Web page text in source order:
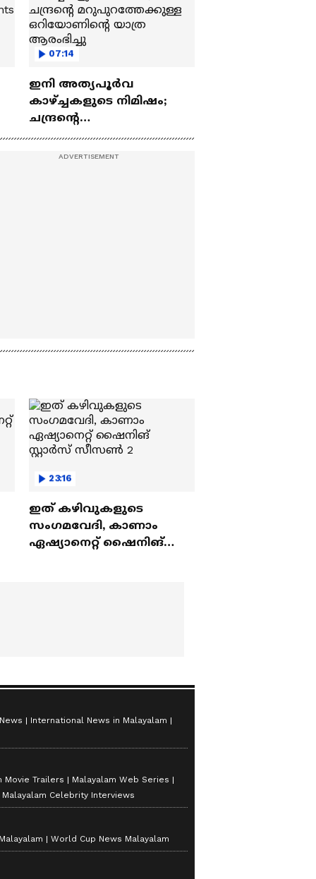
07:14
ഇനി അത്യപൂര്‍വ
കാഴ്ച്ചകളുടെ നിമിഷം;
ചന്ദ്രന്റെ
23:16
ഇത് കഴിവുകളുടെ
സംഗമവേദി, കാണാം
ഏഷ്യാനെറ്റ് ഷൈനിങ്
International News in Malayalam
Movie Trailers
Malayalam Web Series
Malayalam Celebrity Interviews
World Cup News Malayalam